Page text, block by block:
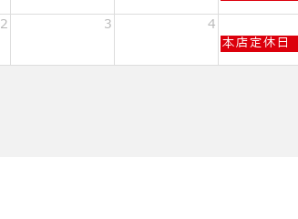
22nd
曜
8
月
29th
2 3 4
土
曜
本店定休日